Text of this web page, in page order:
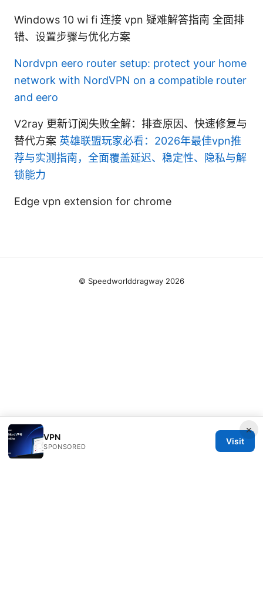
Windows 10 wi fi 连接 vpn 疑难解答指南 全面排
错、设置步骤与优化方案
Nordvpn eero router setup: protect your home
network with NordVPN on a compatible router
and eero
V2ray 更新订阅失败全解：排查原因、快速修复与
替代方案 英雄联盟玩家必看：2026年最佳vpn推
荐与实测指南，全面覆盖延迟、稳定性、隐私与解
锁能力
Edge vpn extension for chrome
×
VPN
SPONSORED
Visit
© Speedworlddragway 2026